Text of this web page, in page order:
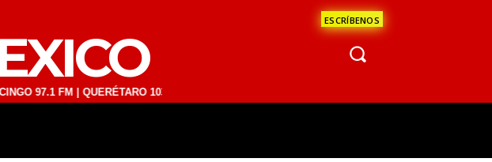
ESCRÍBENOS
FM | QUERÉTARO 103.1 FM | SAN JUAN DEL RÍO 93.1 FM | GUADALAJARA 1510 AM | LA